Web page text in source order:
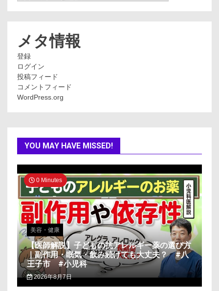
メタ情報
登録
ログイン
投稿フィード
コメントフィード
WordPress.org
YOU MAY HAVE MISSED!
0 Minutes
美容・健康
【医師解説】子どもの抗アレルギー薬の選び方
｜副作用・眠気・飲み続けても大丈夫？ #八
王子市 #小児科
2026年8月7日